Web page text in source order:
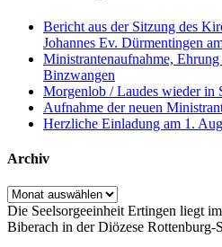
Bericht aus der Sitzung des
Johannes Ev. Dürmentingen
Ministrantenaufnahme,
Binzwangen
Morgenlob / Laudes wieder in
Aufnahme der neuen
Herzliche Einladung am 1.
Archiv
Archiv
Die Seelsorgeeinheit Ertingen liegt
Biberach in der Diözese Rottenburg-